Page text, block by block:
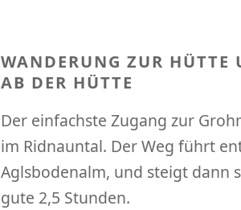
WANDERUNG ZUR
AB DER HÜTTE
Der einfachste Zugang zur
im Ridnauntal. Der Weg führt
Aglsbodenalm, und steigt dann
gute 2,5 Stunden.